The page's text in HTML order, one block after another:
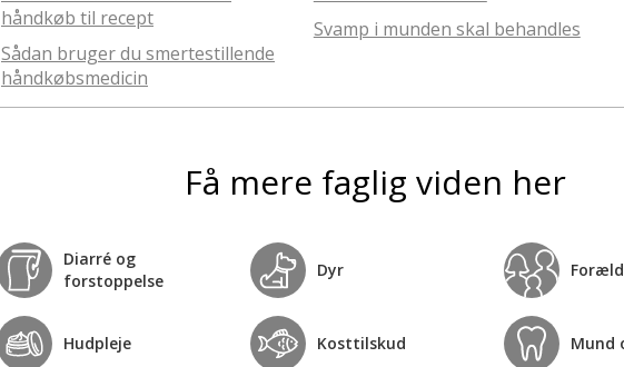
håndkøb til recept
Sådan bruger du smertestillende
håndkøbsmedicin
Svamp i munden skal behandles
Få mere faglig viden her
Diarré og
forstoppelse
Dyr
Hudpleje Kosttilskud Mund